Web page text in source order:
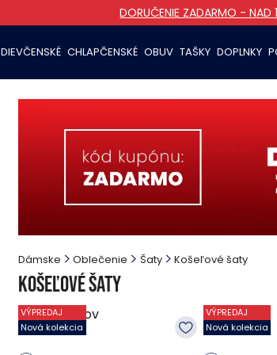
DORUČENIE ZADARMO - NAD
DIEVČENSKÉ CHLAPČENSKÉ OBUV TAŠKY DOPLNKY
Dámske Oblečenie Šaty Košeľové šaty
Košeľové šaty
14produktov
VÝPREDAJ
Nová kolekcia
VÝPREDAJ
Nová kolekcia